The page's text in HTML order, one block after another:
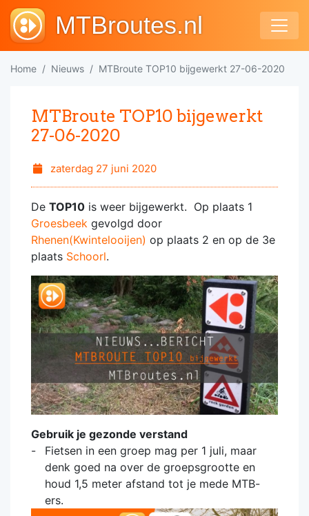
MTBroutes.nl
Home Nieuws MTBroute TOP10 bijgewerkt 27-06-2020
MTBroute TOP10 bijgewerkt
27-06-2020
zaterdag 27 juni 2020
De TOP10 is weer bijgewerkt. Op plaats 1
Groesbeek gevolgd door
Rhenen(Kwintelooijen) op plaats 2 en op de 3e
plaats Schoorl.
Gebruik je gezonde verstand
Fietsen in een groep mag per 1 juli, maar
denk goed na over de groepsgrootte en
houd 1,5 meter afstand tot je mede MTB-
ers.